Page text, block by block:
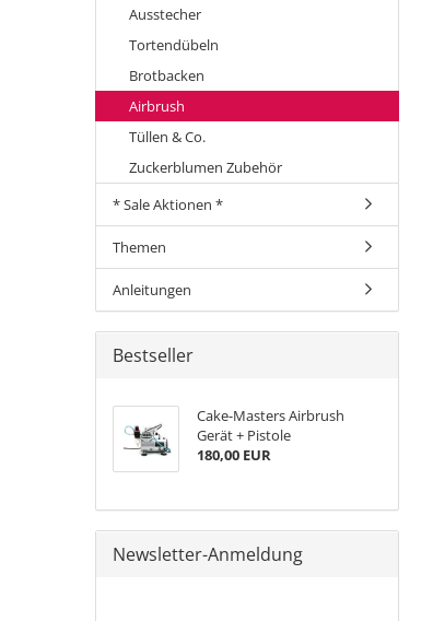
Ausstecher
Tortendübeln
Brotbacken
Airbrush
Tüllen & Co.
Zuckerblumen Zubehör
* Sale Aktionen *
Themen
Anleitungen
Bestseller
Cake-Masters Airbrush
Gerät + Pistole
180,00 EUR
Newsletter-Anmeldung